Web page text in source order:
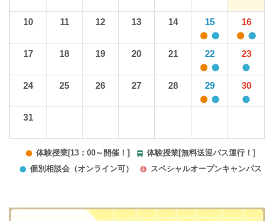
10 11 12 13 14 15 16
17 18 19 20 21 22 23
24 25 26 27 28 29 30
31
体験授業[13：00～開催！]
体験授業[無料送迎バス運行！]
個別相談会（オンライン可）
スペシャルオープンキャンパス